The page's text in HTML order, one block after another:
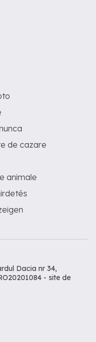
de cazare
animale
Dacia nr 34,
- site de